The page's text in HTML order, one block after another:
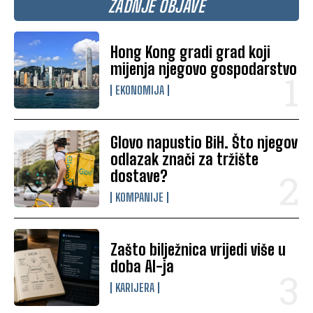
ZADNJE OBJAVE
Hong Kong gradi grad koji
mijenja njegovo gospodarstvo
EKONOMIJA
Glovo napustio BiH. Što njegov
odlazak znači za tržište
dostave?
KOMPANIJE
Zašto bilježnica vrijedi više u
doba AI-ja
KARIJERA